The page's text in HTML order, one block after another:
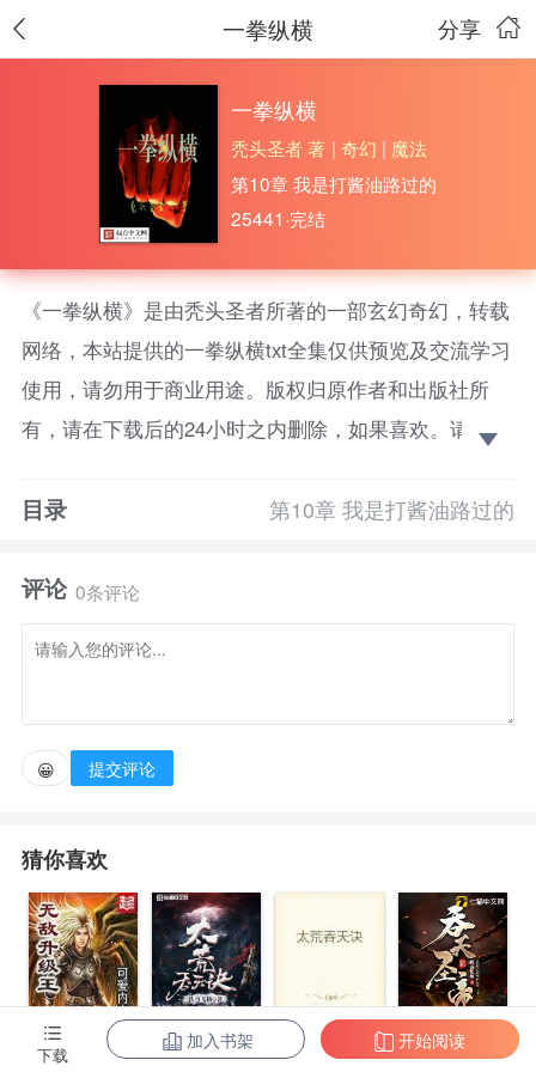
分享
一拳纵横
一拳纵横
秃头圣者 著 | 奇幻 | 魔法
第10章 我是打酱油路过的
25441·完结
《一拳纵横》是由秃头圣者所著的一部玄幻奇幻，转载
网络，本站提供的一拳纵横txt全集仅供预览及交流学习
使用，请勿用于商业用途。版权归原作者和出版社所
有，请在下载后的24小时之内删除，如果喜欢。请支持
木目重生了，正当他准备大干一场时却发现——班上
异能的人也就不那么惊讶了吧！魂淡，你们都开挂了，
就我没有，这合理吗？ 于是，木目做了一个决定，从
此世间少了个土豪，多了个……作者自定义标签:淡定
目录 第10章 我是打酱油路过的
评论 0条评论
😀 提交评论
猜你喜欢
无敌升级王
柳无邪和徐凌
太荒吞天诀
吞天圣帝
下载
加入书架 开始阅读